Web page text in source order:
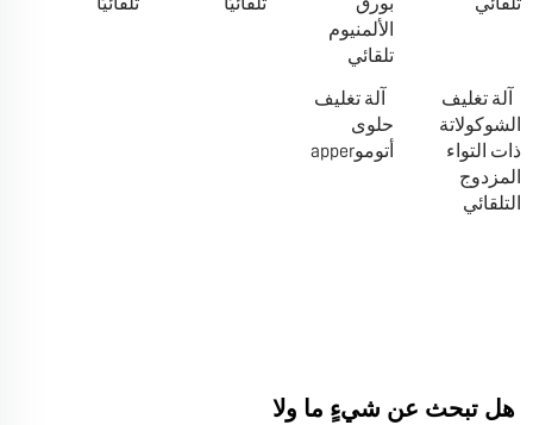
تلقائي
بورق
الألمنيوم
تلقائي
تلقائيًا
تلقائيًا
آلة تغليف
الشوكولاتة
ذات التواء
المزدوج
التلقائي
آلة تغليف
حلوى
أتوموapper
هل تبحث عن شيءٍ ما ولا